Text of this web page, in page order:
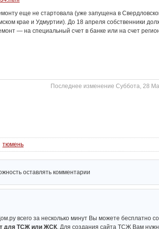
еще не стартовала (уже запущена в
крае и Удмуртии). До 18 апреля собственники
— на специальный счет в банке или на счет
Последнее изменение Суббота, 28
тюмень
оставлять комментарии
всего за несколько минут Вы можете бесплатно
для ТСЖ или ЖСК. Для создания сайта ТСЖ Вам